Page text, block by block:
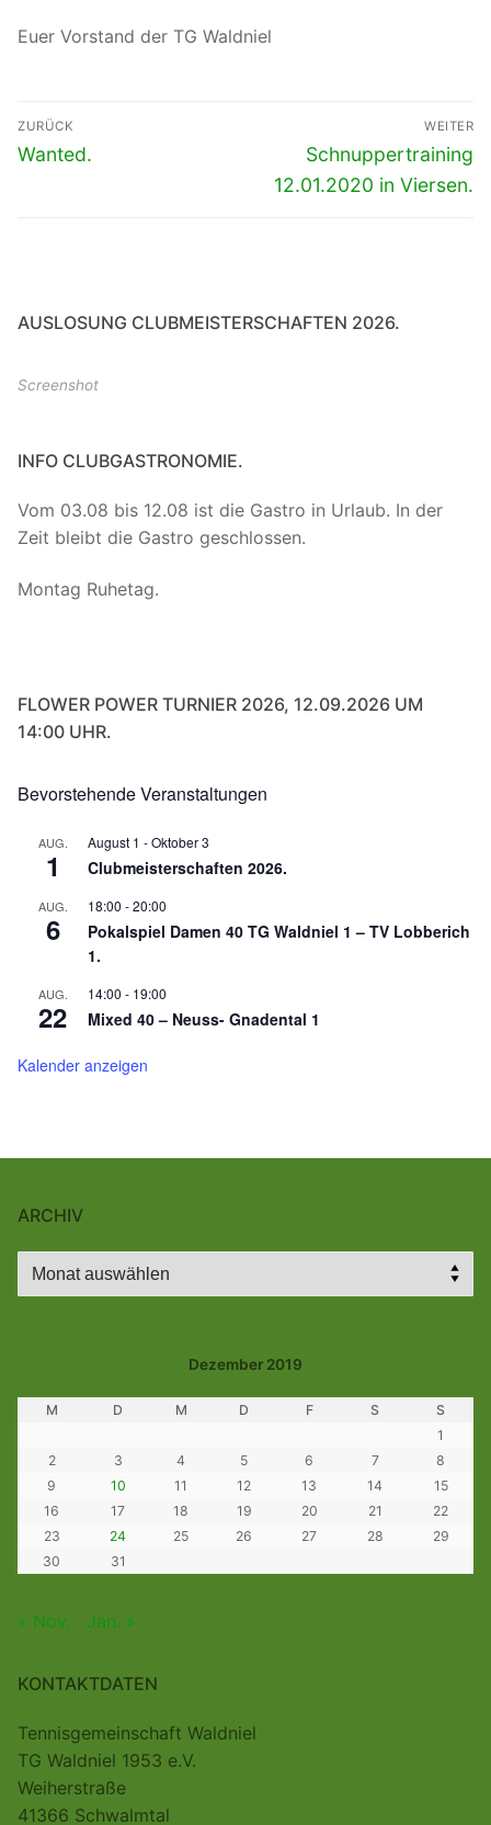
Euer Vorstand der TG Waldniel
Beitragsnavigation
ZURÜCK
Vorheriger
Wanted.
WEITER
Nächster
Beitrag:
Schnuppertraining
12.01.2020 in Viersen.
AUSLOSUNG CLUBMEISTERSCHAFTEN 2026.
Screenshot
INFO CLUBGASTRONOMIE.
Vom 03.08 bis 12.08 ist die Gastro in Urlaub. In der
Zeit bleibt die Gastro geschlossen.
Montag Ruhetag.
FLOWER POWER TURNIER 2026, 12.09.2026 UM
14:00 UHR.
Bevorstehende Veranstaltungen
AUG.
1
August 1 -Oktober 3
Clubmeisterschaften 2026.
AUG.
6
18:00 -20:00
Pokalspiel Damen 40 TG Waldniel 1 – TV Lobberich
1.
AUG.
22
14:00 - 19:00
Mixed 40 – Neuss- Gnadental 1
Kalender anzeigen
ARCHIV
Archiv
Dezember 2019
M D M D F S
S
1
2
3 4 5 6 7
8
9
10 11 12 13 14
15
16
17 18 19 20 21
22
23
24 25 26 27 28
29
30
31
« Nov. Jan. »
KONTAKTDATEN
Tennisgemeinschaft Waldniel
TG Waldniel 1953 e.V.
Weiherstraße
41366 Schwalmtal